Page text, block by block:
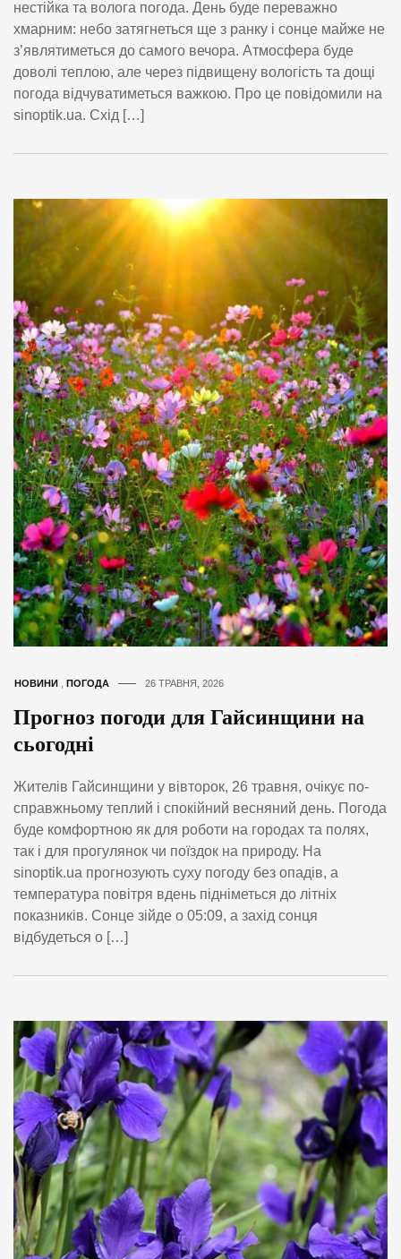
нестійка та волога погода. День буде переважно
хмарним: небо затягнеться ще з ранку і сонце майже не
з’являтиметься до самого вечора. Атмосфера буде
доволі теплою, але через підвищену вологість та дощі
погода відчуватиметься важкою. Про це повідомили на
sinoptik.ua. Схід […]
НОВИНИ ПОГОДА 26 ТРАВНЯ, 2026
Прогноз погоди для Гайсинщини на
сьогодні
Жителів Гайсинщини у вівторок, 26 травня, очікує по-
справжньому теплий і спокійний весняний день. Погода
буде комфортною як для роботи на городах та полях,
так і для прогулянок чи поїздок на природу. На
sinoptik.ua прогнозують суху погоду без опадів, а
температура повітря вдень підніметься до літніх
показників. Сонце зійде о 05:09, а захід сонця
відбудеться о […]